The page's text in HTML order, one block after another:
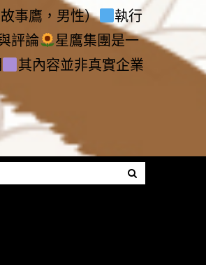
事鷹，男性）
執行
評論
星鷹集團是一
其內容並非真實企業
Menu